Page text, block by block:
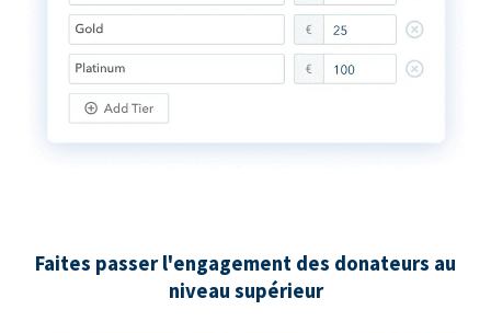
Faites passer l'engagement des donateurs au
niveau supérieur